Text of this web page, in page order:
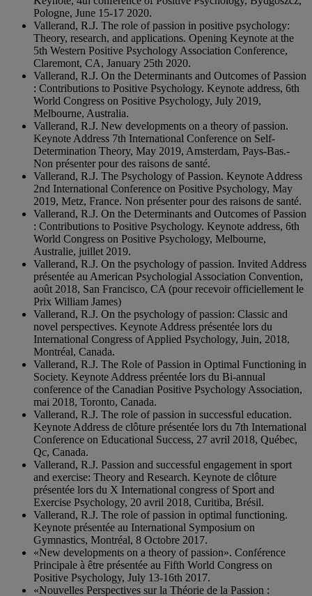
Pologne, June 15-17 2020.
Vallerand, R.J. The role of passion in positive psychology:
Theory, research, and applications. Opening Keynote at the
5th Western Positive Psychology Association Conference,
Claremont, CA, January 25th 2020.
Vallerand, R.J. On the Determinants and Outcomes of Passion
: Contributions to Positive Psychology. Keynote address, 6th
World Congress on Positive Psychology, July 2019,
Melbourne, Australia.
Vallerand, R.J. New developments on a theory of passion.
Keynote Address 7th International Conference on Self-
Determination Theory, May 2019, Amsterdam, Pays-Bas.-
Non présenter pour des raisons de santé.
Vallerand, R.J. The Psychology of Passion. Keynote Address
2nd International Conference on Positive Psychology, May
2019, Metz, France. Non présenter pour des raisons de santé.
Vallerand, R.J. On the Determinants and Outcomes of Passion
: Contributions to Positive Psychology. Keynote address, 6th
World Congress on Positive Psychology, Melbourne,
Australie, juillet 2019.
Vallerand, R.J. On the psychology of passion. Invited Address
présentée au American Psychologial Association Convention,
août 2018, San Francisco, CA (pour recevoir officiellement le
Prix William James)
Vallerand, R.J. On the psychology of passion: Classic and
novel perspectives. Keynote Address présentée lors du
International Congress of Applied Psychology, Juin, 2018,
Montréal, Canada.
Vallerand, R.J. The Role of Passion in Optimal Functioning in
Society. Keynote Address préentée lors du Bi-annual
conference of the Canadian Positive Psychology Association,
mai 2018, Toronto, Canada.
Vallerand, R.J. The role of passion in successful education.
Keynote Address de clôture présentée lors du 7th International
Conference on Educational Success, 27 avril 2018, Québec,
Qc, Canada.
Vallerand, R.J. Passion and successful engagement in sport
and exercise: Theory and Research. Keynote de clôture
présentée lors du X International congress of Sport and
Exercise Psychology, 20 avril 2018, Curitiba, Brésil.
Vallerand, R.J. The role of passion in optimal functioning.
Keynote présentée au International Symposium on
Gymnastics, Montréal, 8 Octobre 2017.
«New developments on a theory of passion». Conférence
Principale à être présentée au Fifth World Congress on
Positive Psychology, July 13-16th 2017.
«Nouvelles Perspectives sur la Théorie de la Passion :